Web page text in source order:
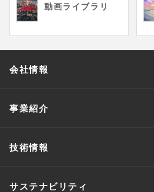
動画ライブラリ
会社情報
事業紹介
技術情報
サステナビリティ